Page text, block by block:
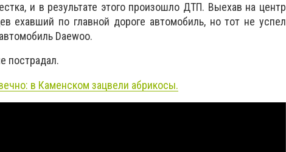
и в результате этого произошло ДТП. Выехав на центр
ехавший по главной дороге автомобиль, но тот не успел
Daewoo.
пострадал.
в Каменском зацвели абрикосы.